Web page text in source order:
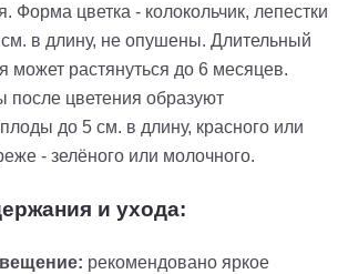
Форма цветка - колокольчик, лепестки
см. в длину, не опушены. Длительный
может растянуться до 6 месяцев.
после цветения образуют
до 5 см. в длину, красного или
- зелёного или молочного.
и ухода:
рекомендовано яркое